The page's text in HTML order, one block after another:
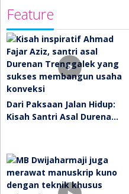
Feature
Dari Paksaan Jalan Hidup:
Kisah Santri Asal Durena…